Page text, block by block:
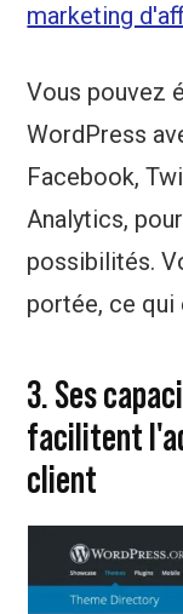
marketing
Vous pouvez
WordPress
Facebook,
Analytics,
possibilités.
portée, ce qui
3. Ses
facilitent
client